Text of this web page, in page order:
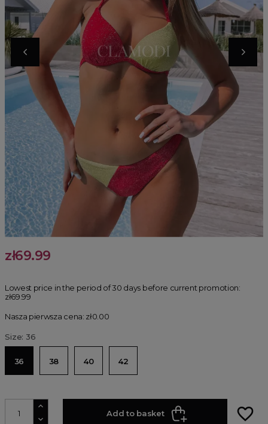
zł69.99
Lowest price in the period of 30 days before current promotion:
zł69.99
Nasza pierwsza cena: zł0.00
Size: 36
36 38 40 42
Add to basket favorite_border